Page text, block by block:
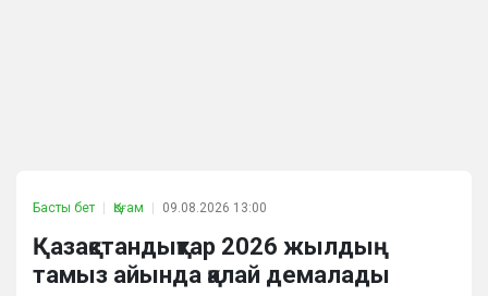
Басты бет Қоғам 09.08.2026 13:00
Қазақстандықтар 2026 жылдың
тамыз айында қалай демалады